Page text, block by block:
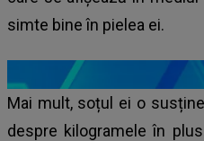
simte bine în pielea ei.
Mai mult, soțul ei o
despre kilogramele în